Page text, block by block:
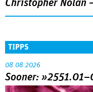
Christopher Nolan
TIPPS
08.08.2026
Sooner: